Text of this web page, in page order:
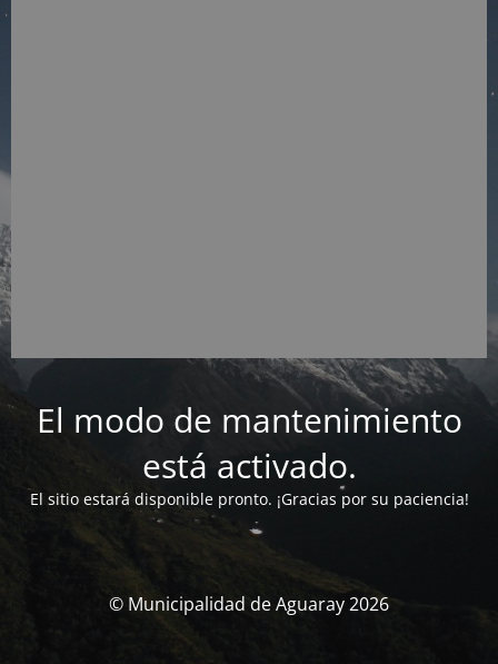
El modo de mantenimiento
está activado.
El sitio estará disponible pronto. ¡Gracias por su paciencia!
© Municipalidad de Aguaray 2026